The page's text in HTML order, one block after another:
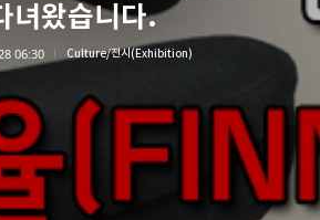
녀왔습니다.
06:30 Culture/전시(Exhibition)